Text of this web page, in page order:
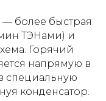
— более быстрая
ТЭНами) и
Горячий
напрямую в
специальную
конденсатор.